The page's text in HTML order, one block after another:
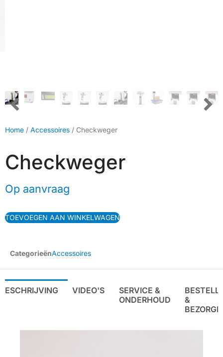
Home / Accessoires / Checkweger
Checkweger
Op aanvraag
TOEVOEGEN AAN WINKELWAGEN
CategorieënAccessoires
VIDEO'S
SERVICE &
ONDERHOUD
&